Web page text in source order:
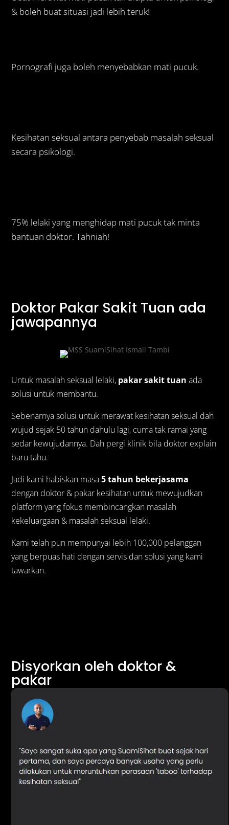
& boleh buat situasi jadi lebih teruk!
Pornografi juga boleh menyebabkan mati pucuk.
Kesihatan seksual antara penyebab masalah seksual
secara psikologi.
75% lelaki yang menghidap mati pucuk tak minta
bantuan doktor. Tahniah!
Doktor Pakar Sakit Tuan ada
jawapannya
Untuk masalah seksual lelaki, pakar sakit tuan ada
solusi untuk membantu.
Sebenarnya solusi untuk merawat kesihatan seksual dah
wujud sejak 50 tahun dahulu lagi, cuma tak ramai yang
sedar kewujudannya. Dah pergi klinik bila doktor explain
baru tahu.
Jadi kami habiskan masa5 tahun bekerjasama
dengan doktor & pakar kesihatan untuk mewujudkan
platform yang fokus membincangkan masalah
kekeluargaan & masalah seksual lelaki.
Kami telah pun mempunyai lebih 100,000 pelanggan
yang berpuas hati dengan servis dan solusi yang kami
tawarkan.
Disyorkan oleh doktor &
pakar